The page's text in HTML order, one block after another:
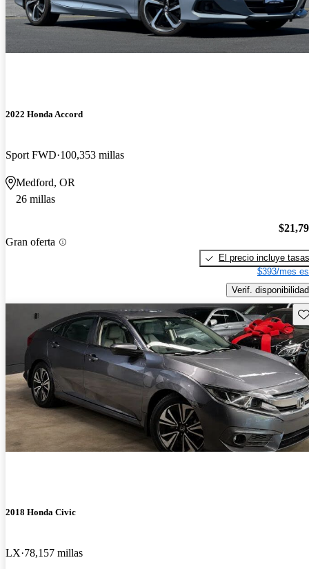
2022 Honda Accord
Sport FWD 100,353 millas
Medford, OR
26 millas
Gran oferta
El precio incluye tasas
$393/mes
Verif. disponibilidad
2018 Honda Civic
LX 78,157 millas